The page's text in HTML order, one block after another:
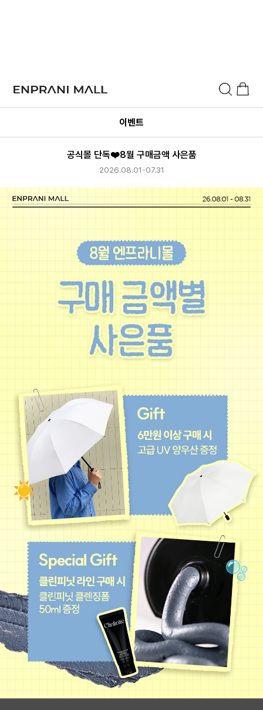
이벤트
공식몰 단독❤️8월 구매금액 사은품
2026.08.01-07.31